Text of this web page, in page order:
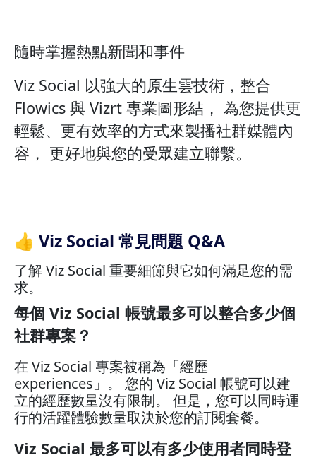
隨時掌握熱點新聞和事件
Viz Social 以強大的原生雲技術，整合
Flowics 與 Vizrt 專業圖形結， 為您提供更
輕鬆、更有效率的方式來製播社群媒體內
容， 更好地與您的受眾建立聯繫。
👍 Viz Social 常見問題 Q&A
了解 Viz Social 重要細節與它如何滿足您的需
求。
每個 Viz Social 帳號最多可以整合多少個
社群專案？
在 Viz Social 專案被稱為「經歷
experiences」。 您的 Viz Social 帳號可以建
立的經歷數量沒有限制。 但是，您可以同時運
行的活躍體驗數量取決於您的訂閱套餐。
Viz Social 最多可以有多少使用者同時登